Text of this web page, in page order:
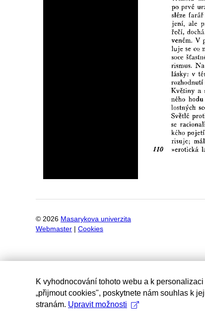
© 2026 Masarykova univerzita
Webmaster
Cookies
K vyhodnocování tohoto webu a k
„přijmout cookies", poskytnete nám souhlas k
stranám. Upravit možnosti